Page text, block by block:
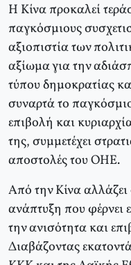
Η Κίνα προκαλεί
παγκόσμιους
αξιοπιστία των
αξίωμα για την
τύπου δημοκρατίας
συναρτά το
επιβολή και
της, συμμετέχει
αποστολές του ΟΗΕ.
Από την Κίνα
ανάπτυξη που φέρνει
την ανισότητα και
Διαβάζοντας